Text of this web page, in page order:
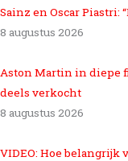
Sainz en Oscar Piastri:
8 augustus 2026
Aston Martin in diepe
deels verkocht
8 augustus 2026
VIDEO: Hoe belangrijk